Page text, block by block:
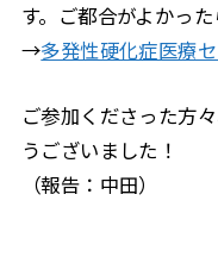
す。ご都合がよかっ
→多発性硬化症医療
ご参加くださった方
うございました！
（報告：中田）